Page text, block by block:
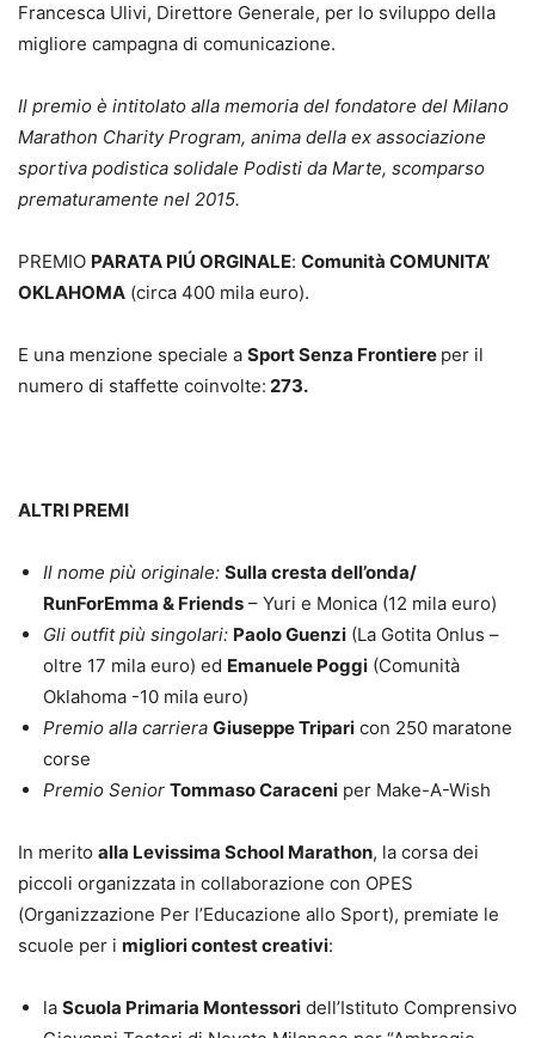
Francesca Ulivi, Direttore Generale, per lo sviluppo della
migliore campagna di comunicazione.
Il premio è intitolato alla memoria del fondatore del Milano
Marathon Charity Program, anima della ex associazione
sportiva podistica solidale Podisti da Marte, scomparso
prematuramente nel 2015.
PREMIO PARATA PIÚ ORGINALE: Comunità COMUNITA’
OKLAHOMA (circa 400 mila euro).
E una menzione speciale a Sport Senza Frontiere per il
numero di staffette coinvolte: 273.
ALTRI PREMI
Il nome più originale: Sulla cresta dell’onda/
RunForEmma & Friends – Yuri e Monica (12 mila euro)
Gli outfit più singolari: Paolo Guenzi (La Gotita Onlus –
oltre 17 mila euro) ed Emanuele Poggi (Comunità
Oklahoma -10 mila euro)
Premio alla carriera Giuseppe Tripari con 250 maratone
corse
Premio Senior Tommaso Caraceni per Make-A-Wish
In merito alla Levissima School Marathon, la corsa dei
piccoli organizzata in collaborazione con OPES
(Organizzazione Per l’Educazione allo Sport), premiate le
scuole per i migliori contest creativi:
la Scuola Primaria Montessori dell’Istituto Comprensivo